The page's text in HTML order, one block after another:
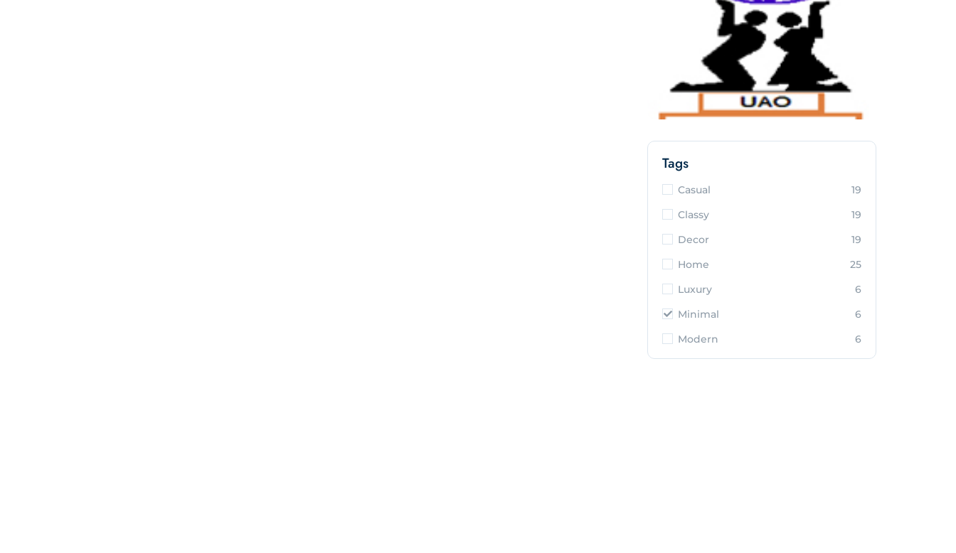
Tags
Casual
19
Classy
19
Decor
19
Home
25
Luxury
6
Minimal
6
Modern
6